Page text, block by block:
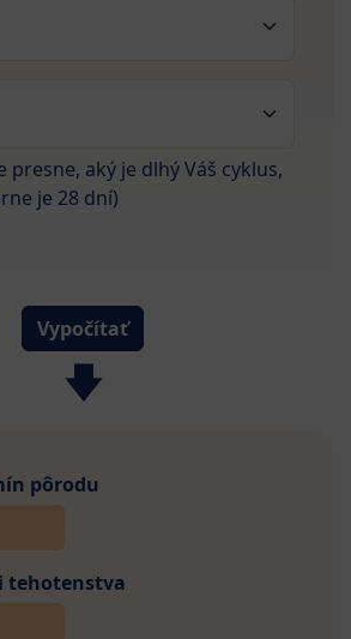
presne, aký je dlhý Váš cyklus,
je 28 dní)
Vypočítať
🡇
pôrodu
tehotenstva